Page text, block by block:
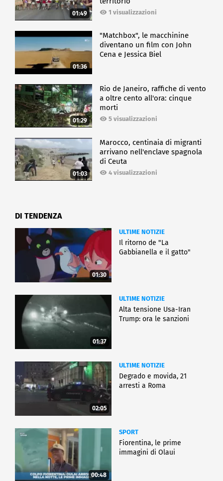
01:49 1 visualizzazioni
01:36
"Matchbox", le macchinine
diventano un film con John
Cena e Jessica Biel
01:29
Rio de Janeiro, raffiche di vento
a oltre cento all'ora: cinque
morti
5 visualizzazioni
01:03
Marocco, centinaia di migranti
arrivano nell'enclave spagnola
di Ceuta
4 visualizzazioni
DI TENDENZA
01:30
ULTIME NOTIZIE
Il ritorno de "La
Gabbianella e il gatto"
01:37
ULTIME NOTIZIE
Alta tensione Usa-Iran
Trump: ora le sanzioni
02:05
ULTIME NOTIZIE
Degrado e movida, 21
arresti a Roma
00:48
SPORT
Fiorentina, le prime
immagini di Olaui